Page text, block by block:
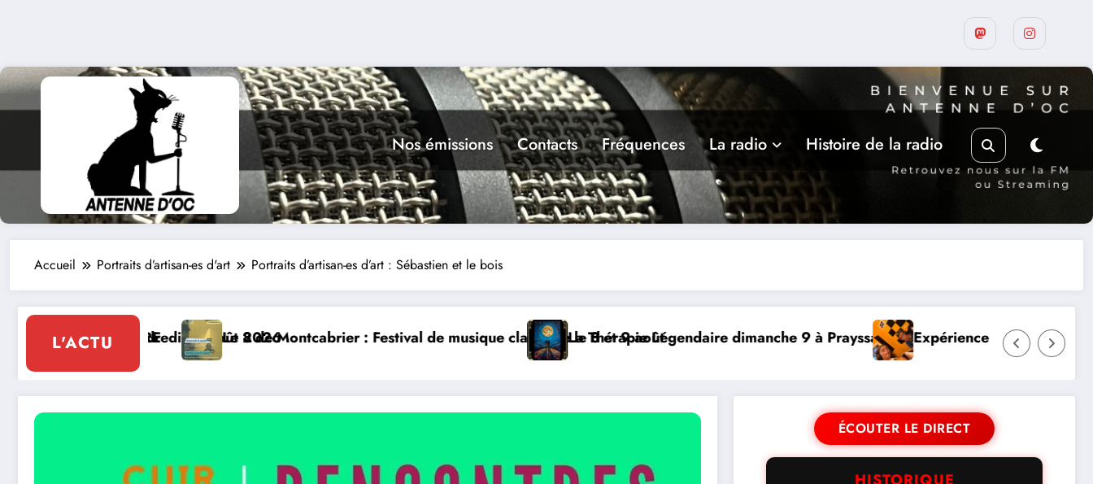
Nos émissions Contacts Fréquences La radio Histoire de la radio
Accueil Portraits d’artisan-es d'art Portraits d’artisan-es d’art : Sébastien et le bois
L'ACTU
: Festival de musique classique le 8 et 9 aoûtLa Thérapie Légendaire dimanche 9 à Prayssac Expérience RADIO, Thibault et Lou-Anne d’OlmetoSuite de la
ÉCOUTER LE DIRECT